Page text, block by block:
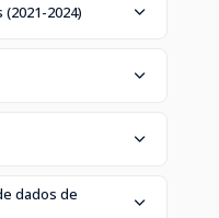
2024)
dados de